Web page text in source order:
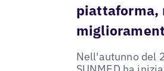
piattaforma,
Nell'autunno del